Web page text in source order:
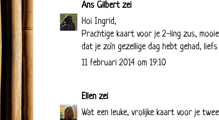
Ans Gilbert zei
Hoi Ingrid,
Prachtige kaart voor je 2-ling zus,
dat je zo'n gezellige dag hebt gehad,
11 februari 2014 om 19:10
Ellen zei
Wat een leuke, vrolijke kaart voor je